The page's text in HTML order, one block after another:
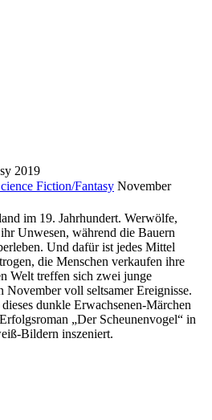
2019
Fiction/Fantasy November
im 19. Jahrhundert. Werwölfe,
Unwesen, während die Bauern
Und dafür ist jedes Mittel
die Menschen verkaufen ihre
Welt treffen sich zwei junge
November voll seltsamer Ereignisse.
dunkle Erwachsenen-Märchen
„Der Scheunenvogel“ in
Bildern inszeniert.